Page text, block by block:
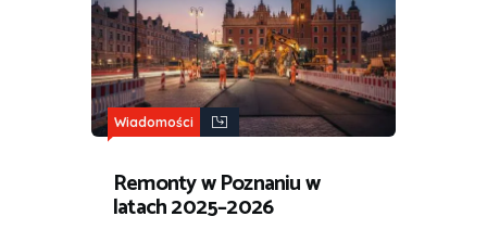
Wiadomości
Remonty w Poznaniu w
latach 2025–2026